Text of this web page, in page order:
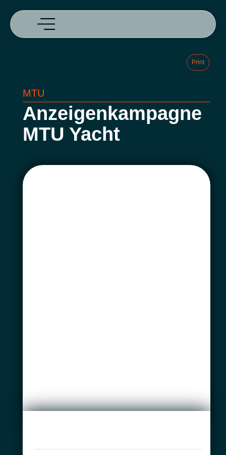
MTU
Print
Anzeigenkampagne
MTU Yacht